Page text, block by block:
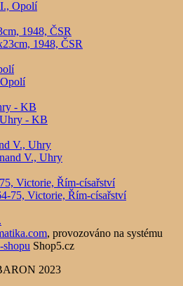
1948, ČSR
- KB
V., Uhry
Victorie, Řím-císařství
, provozováno na systému
shopu Shop5.cz
2023